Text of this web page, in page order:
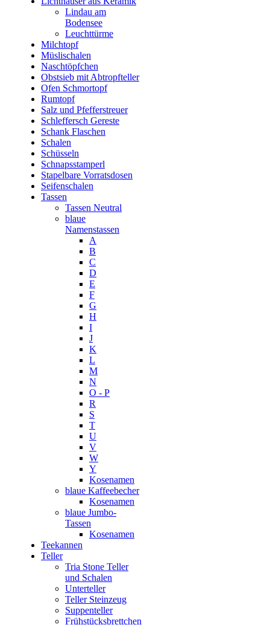
Lindau am
Bodensee
Leuchttürme
Milchtopf
Müslischalen
Naschtöpfchen
Obstsieb mit Abtropfteller
Ofen Schmortopf
Rumtopf
Salz und Pfefferstreuer
Schleffersch Gereste
Schank Flaschen
Schalen
Schüsseln
Schnapsstamperl
Stapelbare Vorratsdosen
Seifenschalen
Tassen
Tassen Neutral
blaue
Namenstassen
A
B
C
D
E
F
G
H
I
J
K
L
M
N
O - P
R
S
T
U
V
W
Y
Kosenamen
blaue Kaffeebecher
Kosenamen
blaue Jumbo-
Tassen
Kosenamen
Teekannen
Teller
Tria Stone Teller
und Schalen
Unterteller
Teller Steinzeug
Suppenteller
Frühstücksbrettchen